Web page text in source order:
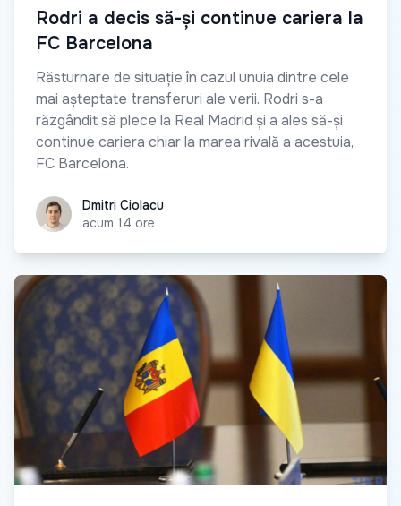
Rodri a decis să-și continue cariera la
FC Barcelona
Răsturnare de situație în cazul unuia dintre cele
mai așteptate transferuri ale verii. Rodri s-a
răzgândit să plece la Real Madrid și a ales să-și
continue cariera chiar la marea rivală a acestuia,
FC Barcelona.
Dmitri Ciolacu
Dmitri Ciolacu
acum 14 ore